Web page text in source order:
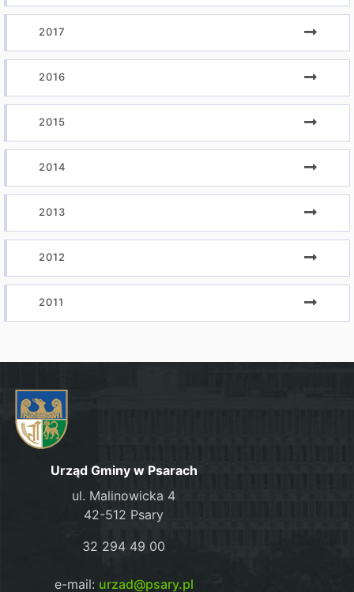
2017
2016
2015
2014
2013
2012
2011
Urząd Gminy w Psarach
ul. Malinowicka 4
42-512 Psary
32 294 49 00
e-mail: urzad@psary.pl